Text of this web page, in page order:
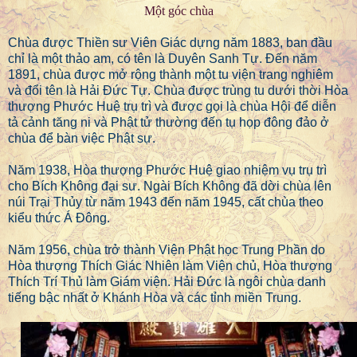
Một góc chùa
Chùa được Thiền sư Viên Giác dựng năm 1883, ban đầu
chỉ là một thảo am, có tên là Duyên Sanh Tự. Đến năm
1891, chùa được mở rộng thành một tu viện trang nghiêm
và đổi tên là Hải Đức Tự. Chùa được trùng tu dưới thời Hòa
thượng Phước Huệ trụ trì và được gọi là chùa Hội để diễn
tả cảnh tăng ni và Phật tử thường đến tụ họp đông đảo ở
chùa để bàn việc Phật sự.
Năm 1938, Hòa thượng Phước Huệ giao nhiệm vụ trụ trì
cho Bích Không đại sư. Ngài Bích Không đã dời chùa lên
núi Trại Thủy từ năm 1943 đến năm 1945, cất chùa theo
kiểu thức Á Đông.
Năm 1956, chùa trở thành Viện Phật học Trung Phần do
Hòa thượng Thích Giác Nhiên làm Viện chủ, Hòa thượng
Thích Trí Thủ làm Giám viện. Hải Đức là ngôi chùa danh
tiếng bậc nhất ở Khánh Hòa và các tỉnh miền Trung.